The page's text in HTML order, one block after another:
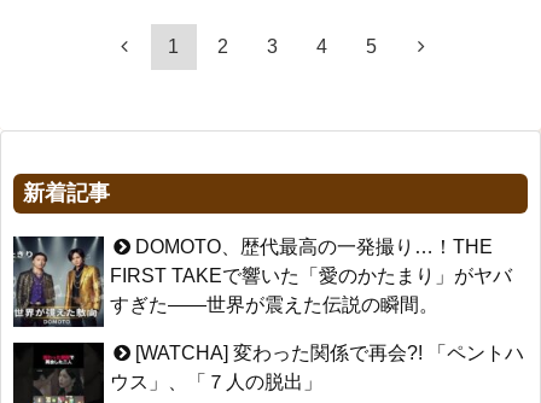
【⚠️涙&ときめき注意報😢】あの人からあなた様へお手紙が届きまし
NEW!
Yoo Seung Ho x Business trip to the U.S. with The Last Humanity
ン・ヘソン共演！癒し系ラブコメ♡ │ アジアプレミアムで全話配信中！
mistress 4월28일 [미스트리스] OCN 뉴 토일드라마가 시작된다!
180428 EP.0
「キム秘書がなぜそうか」2PM チャンソン、ピョ・イェジンの告白
を断る Big News TV NEW!
ハン・ヘジン 한혜진 – (선공개) 강남 3대 얼짱 출신 &#39;한혜진 언니
&#39; (ft. 도여니의 학창시절) | 편 먹고 갈래요? 밥블레스유 2 bobblessyou2
EP.18
ソン・ヘギョ – ソンヘギョ キスまとめ
ハン・ヘジン 한혜진 – Still We (여전히 우리는)
한가인 –
「ライフ・ オン・ マーズ」2019年11月2日TSUTAYAにて先行レン
「違う（ちがう）・異なる」を韓国語では？「다르다（タルダ）」
の意味・使い方について
■韓国ドラマ『キング～Two Hearts』予告動画（日本語字幕）につい
yoon kyun sang
HSF(126)-윤균상 서울숲 벤치 (YUN Kyunsang)(4)September::
Healing in Seoul Forest (서울숲)
yoon kyun sang
ユン・ギュンサン主演「潜入弁護人」第1回特別公開！
九尾狐外伝 第２話 キム・ジウ チョ・ヒョンジェ
九尾狐外伝 メイキング03 ハン・イェスル
キム・テヒの弟イ・ワン♥イ・ボミ、今日（28日）結婚……
「まず熱く掃除せよ」女優キム・ユジョン、「健康がとても回復…
痩せたのはソン・ジェリムのせい!? 」 (11/26)
1 2 3 4 5
新着記事
DOMOTO、歴代最高の一発撮り…！THE
FIRST TAKEで響いた「愛のかたまり」がヤバ
すぎた——世界が震えた伝説の瞬間。
[WATCHA] 変わった関係で再会?! 「ペントハ
ウス」、「７人の脱出」